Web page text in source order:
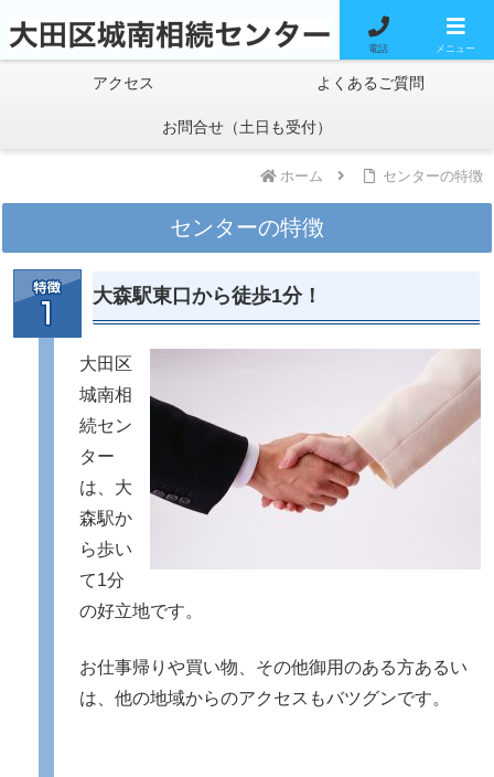
料金案内 無料相談
アクセス よくあるご質問
お問合せ（土日も受付）
ホーム センターの特徴
センターの特徴
大森駅東口から徒歩1分！
大田区
城南相
続セン
ター
は、大
森駅か
ら歩い
て1分
の好立地です。
お仕事帰りや買い物、その他御用のある方あるい
は、他の地域からのアクセスもバツグンです。
電話 メニュー